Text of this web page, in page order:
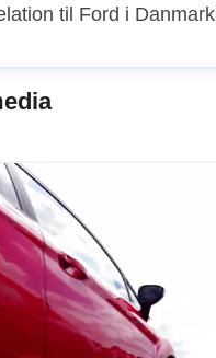
til Ford i Danmark